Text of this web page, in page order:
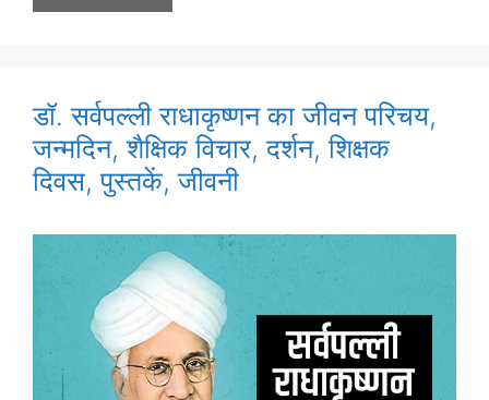
डॉ. सर्वपल्ली राधाकृष्णन का जीवन परिचय,
जन्मदिन, शैक्षिक विचार, दर्शन, शिक्षक
दिवस, पुस्तकें, जीवनी